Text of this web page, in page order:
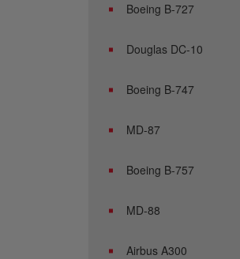
Boeing B-727
Douglas DC-10
Boeing B-747
MD-87
Boeing B-757
MD-88
Airbus A300